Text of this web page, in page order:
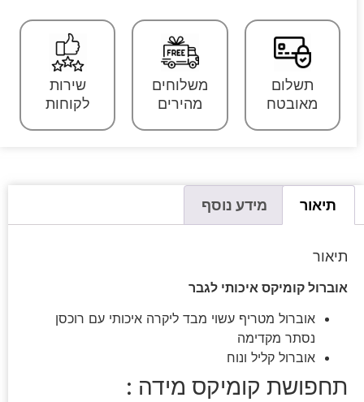
תשלום
מאובטח
משלוחים
מהירים
שירות
לקוחות
תיאור מידע נוסף
תיאור
אוברול קומיקס איכותי לגבר
אוברול מטריף עשוי מבד ליקרה איכותי עם רוכסן
נסתר מקדימה
אוברול קליל ונוח
תחפושת קומיקס מידה :